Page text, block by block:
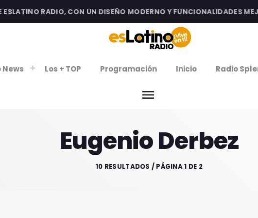
RADIO, CON UN DISEÑO MODERNO Y FUNCIONALIDADES
News Los + TOP Programación Inicio Radio
menu
VIERNES DE ESTRENOS
PROGRAMACIÓN
Eugenio Derbez
10 RESULTADOS / PÁGINA 1 DE 2